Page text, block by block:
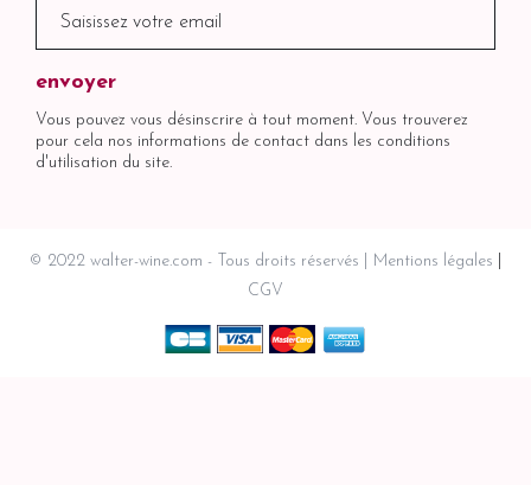
Vous pouvez vous désinscrire à tout moment. Vous trouverez
pour cela nos informations de contact dans les conditions
d'utilisation du site.
© 2022 walter-wine.com - Tous droits réservés
Mentions légales
CGV